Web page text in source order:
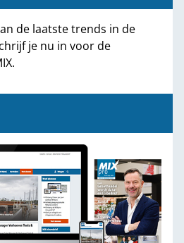
de laatste trends in de
je nu in voor de